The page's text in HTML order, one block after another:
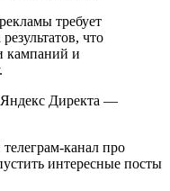
требует
что
кампаний и
Яндекс Директа —
канал про
интересные посты